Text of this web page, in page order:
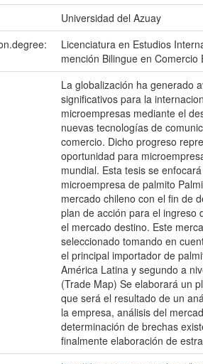
Universidad del Azuay
Licenciatura en Estudios
mención Bilingue en Comercio
La globalización ha generado
significativos para la
microempresas mediante el
nuevas tecnologías de
comercio. Dicho progreso
oportunidad para
mundial. Esta tesis se
microempresa de palmito
mercado chileno con el fin de
plan de acción para el ingreso
el mercado destino. Este
seleccionado tomando en
el principal importador de
América Latina y segundo a
(Trade Map) Se elaborará un
que será el resultado de un
la empresa, análisis del
determinación de brechas
finalmente elaboración de